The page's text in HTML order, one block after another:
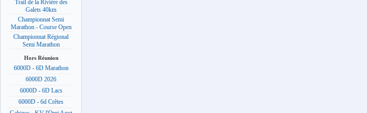
Trail de la Rivière des
Galets 40km
Championnat Semi
Marathon - Course Open
Championnat Régional
Semi Marathon
Hors Réunion
6000D - 6D Marathon
6000D 2026
6000D - 6D Lacs
6000D - 6d Crêtes